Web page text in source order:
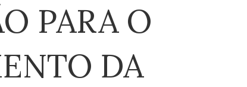
PARA O
DA